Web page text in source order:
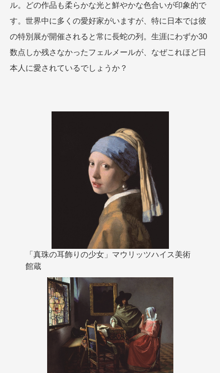
ル。どの作品も柔らかな光と鮮やかな色合いが印象的で
す。世界中に多くの愛好家がいますが、特に日本では彼
の特別展が開催されると常に長蛇の列。生涯にわずか30
数点しか残さなかったフェルメールが、なぜこれほど日
本人に愛されているでしょうか？
「真珠の耳飾りの少女」マウリッツハイス美術
館蔵